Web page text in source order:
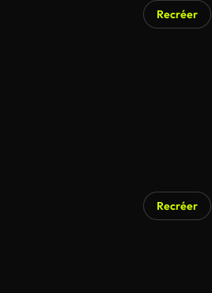
Recréer
Recréer